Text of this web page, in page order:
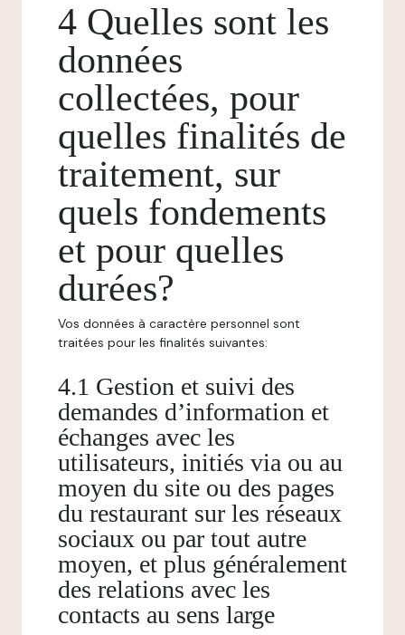
4 Quelles sont les
données
collectées, pour
quelles finalités de
traitement, sur
quels fondements
et pour quelles
durées?
Vos données à caractère personnel sont
traitées pour les finalités suivantes:
4.1 Gestion et suivi des
demandes d’information et
échanges avec les
utilisateurs, initiés via ou au
moyen du site ou des pages
du restaurant sur les réseaux
sociaux ou par tout autre
moyen, et plus généralement
des relations avec les
contacts au sens large